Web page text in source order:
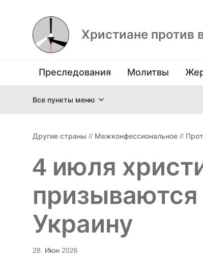
Христиане против
Преследования Молитвы
Все пункты меню
Другие страны // Межконфессиональное //
4 июля
Украину
28. Июн 2026